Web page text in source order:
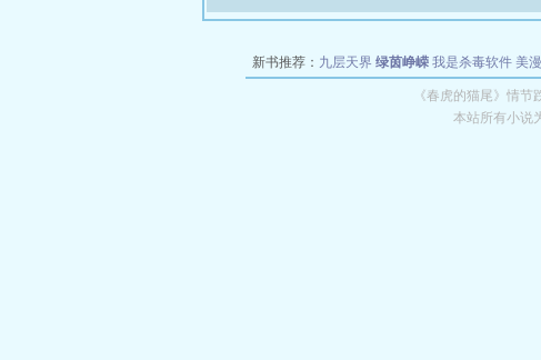
新书推荐： 九层天界 绿茵峥嵘 我是杀毒软件 美
教练万岁 都市全能巨星
《春虎的猫尾》情
本站所有小说